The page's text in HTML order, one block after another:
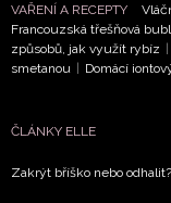
VAŘENÍ A RECEPTY
Francouzská třešňová
způsobů, jak využít rybíz |
smetanou | Domácí
ČLÁNKY ELLE
Zakrýt bříško nebo